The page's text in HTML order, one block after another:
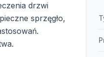
drzwi
sprzęgło,